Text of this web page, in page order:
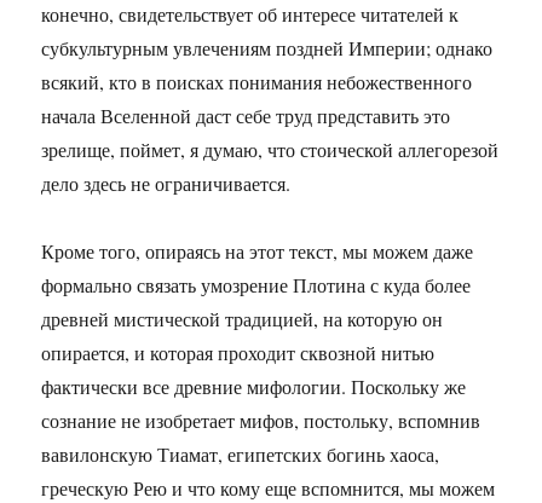
конечно, свидетельствует об интересе читателей к
субкультурным увлечениям поздней Империи; однако
всякий, кто в поисках понимания небожественного
начала Вселенной даст себе труд представить это
зрелище, поймет, я думаю, что стоической аллегорезой
дело здесь не ограничивается.
Кроме того, опираясь на этот текст, мы можем даже
формально связать умозрение Плотина с куда более
древней мистической традицией, на которую он
опирается, и которая проходит сквозной нитью
фактически все древние мифологии. Поскольку же
сознание не изобретает мифов, постольку, вспомнив
вавилонскую Тиамат, египетских богинь хаоса,
греческую Рею и что кому еще вспомнится, мы можем